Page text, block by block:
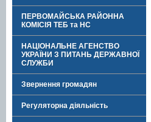
ПЕРВОМАЙСЬКА РАЙОННА
КОМІСІЯ ТЕБ та НС
НАЦІОНАЛЬНЕ АГЕНСТВО
УКРАЇНИ З ПИТАНЬ ДЕРЖАВНОЇ
СЛУЖБИ
Звернення громадян
Регуляторна діяльність